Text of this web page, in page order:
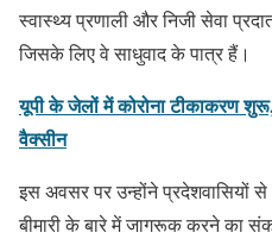
स्वास्थ्य प्रणाली और निजी सेवा
जिसके लिए वे साधुवाद के पात्र हैं।
यूपी के जेलों में कोरोना टीकाकरण शुरू,
वैक्सीन
इस अवसर पर उन्होंने प्रदेशवासियों
बीमारी के बारे में जागरूक करने का